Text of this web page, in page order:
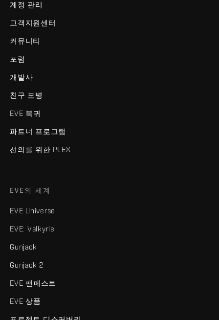
계정 관리
고객지원센터
커뮤니티
포럼
개발사
친구 모병
EVE 복귀
파트너 프로그램
선의를 위한 PLEX
EVE의 세계
EVE Universe
EVE: Valkyrie
Gunjack
Gunjack 2
EVE 팬페스트
EVE 상품